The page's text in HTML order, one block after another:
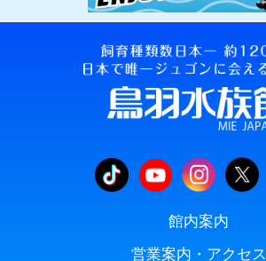
館内案内
営業案内・アクセス